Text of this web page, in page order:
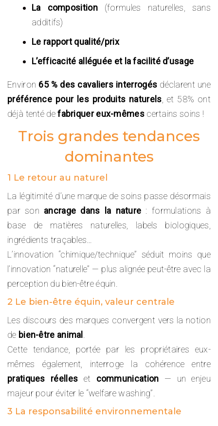
La composition(formules naturelles, sans
additifs)
Le rapport qualité/prix
L’efficacité alléguée et la facilité d’usage
Environ 65% des cavaliers interrogés déclarent une
préférence pour les produits naturels , et 58% ont
déjà tenté defabriquer eux-mêmescertains soins !
Trois grandes tendances
dominantes
1 Le retour au naturel
La légitimité d’une marque de soins passe désormais
par son ancrage dans la nature : formulations à
base de matières naturelles, labels biologiques,
ingrédients traçables…
L’innovation “chimique/technique” séduit moins que
l’innovation “naturelle” — plus alignée peut-être avec la
perception du bien-être équin.
2 Le bien-être équin, valeur centrale
Les discours des marques convergent vers la notion
de bien-être animal
Cette tendance, portée par les propriétaires eux-
mêmes également, interroge la cohérence entre
pratiques réelles et communication — un enjeu
majeur pour éviter le “welfare washing”.
3 La responsabilité environnementale